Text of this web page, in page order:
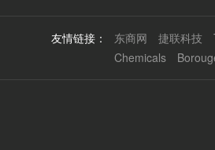
友情链接： 东商网 捷联科技
Chemicals